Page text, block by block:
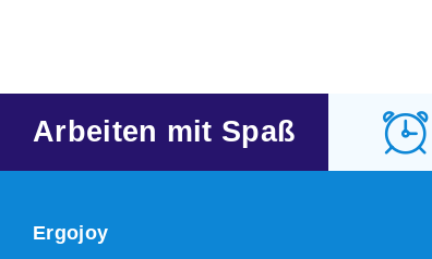
Arbeiten mit Spaß
Ergojoy